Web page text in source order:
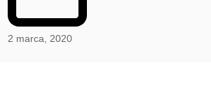
2 marca, 2020